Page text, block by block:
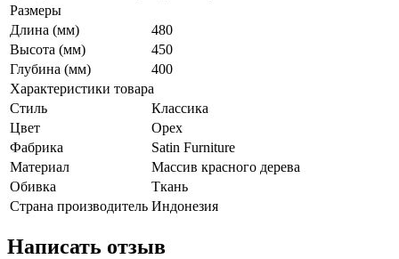
Размеры
Длина (мм)
480
Высота (мм)
450
Глубина (мм)
400
Характеристики товара
Стиль
Классика
Цвет
Орех
Фабрика
Satin Furniture
Материал
Массив красного дерева
Обивка
Ткань
Страна производитель Индонезия
Написать отзыв